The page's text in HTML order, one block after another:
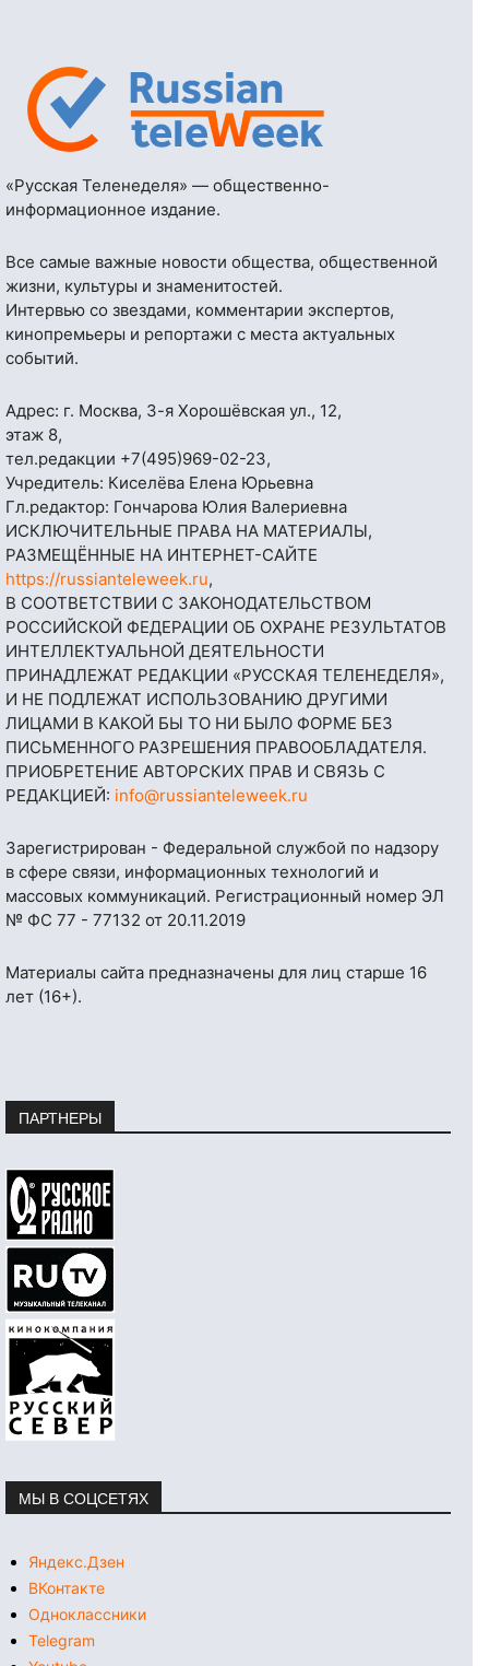
«Русская Теленеделя» — общественно-
информационное издание.
Все самые важные новости общества, общественной
жизни, культуры и знаменитостей.
Интервью со звездами, комментарии экспертов,
кинопремьеры и репортажи с места актуальных
событий.
Адрес: г. Москва, 3-я Хорошёвская ул., 12,
этаж 8,
тел.редакции +7(495)969-02-23,
Учредитель: Киселёва Елена Юрьевна
Гл.редактор: Гончарова Юлия Валериевна
ИСКЛЮЧИТЕЛЬНЫЕ ПРАВА НА МАТЕРИАЛЫ,
РАЗМЕЩЁННЫЕ НА ИНТЕРНЕТ-САЙТЕ
https://russianteleweek.ru,
В СООТВЕТСТВИИ С ЗАКОНОДАТЕЛЬСТВОМ
РОССИЙСКОЙ ФЕДЕРАЦИИ ОБ ОХРАНЕ РЕЗУЛЬТАТОВ
ИНТЕЛЛЕКТУАЛЬНОЙ ДЕЯТЕЛЬНОСТИ
ПРИНАДЛЕЖАТ РЕДАКЦИИ «РУССКАЯ ТЕЛЕНЕДЕЛЯ»,
И НЕ ПОДЛЕЖАТ ИСПОЛЬЗОВАНИЮ ДРУГИМИ
ЛИЦАМИ В КАКОЙ БЫ ТО НИ БЫЛО ФОРМЕ БЕЗ
ПИСЬМЕННОГО РАЗРЕШЕНИЯ ПРАВООБЛАДАТЕЛЯ.
ПРИОБРЕТЕНИЕ АВТОРСКИХ ПРАВ И СВЯЗЬ С
РЕДАКЦИЕЙ: info@russianteleweek.ru
Зарегистрирован - Федеральной службой по надзору
в сфере связи, информационных технологий и
массовых коммуникаций. Регистрационный номер ЭЛ
№ ФС 77 - 77132 от 20.11.2019
Материалы сайта предназначены для лиц старше 16
лет (16+).
ПАРТНЕРЫ
МЫ В СОЦСЕТЯХ
Яндекс.Дзен
ВКонтакте
Одноклассники
Telegram